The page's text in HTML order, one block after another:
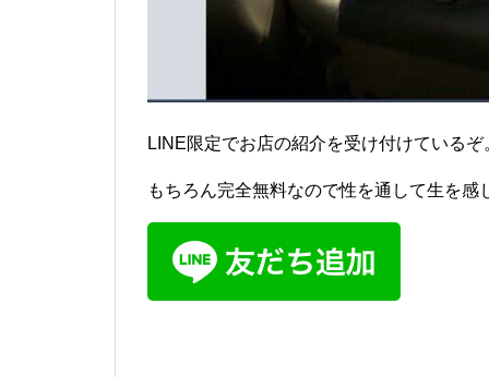
LINE限定でお店の紹介を受け付けているぞ
もちろん完全無料なので性を通して生を